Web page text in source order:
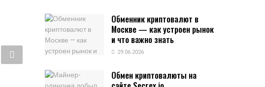
Обменник криптовалют в
Москве — как устроен рынок
и что важно знать
29.06.2026
Обмен криптовалюты на